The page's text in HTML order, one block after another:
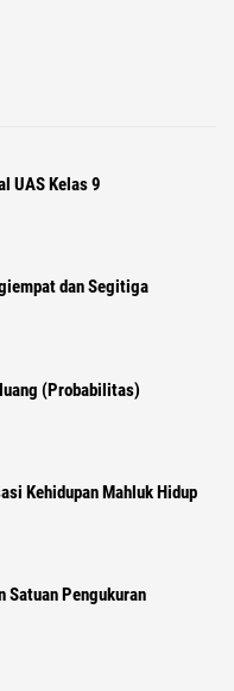
UAS Kelas 9
dan Segitiga
(Probabilitas)
Kehidupan Mahluk Hidup
Satuan Pengukuran